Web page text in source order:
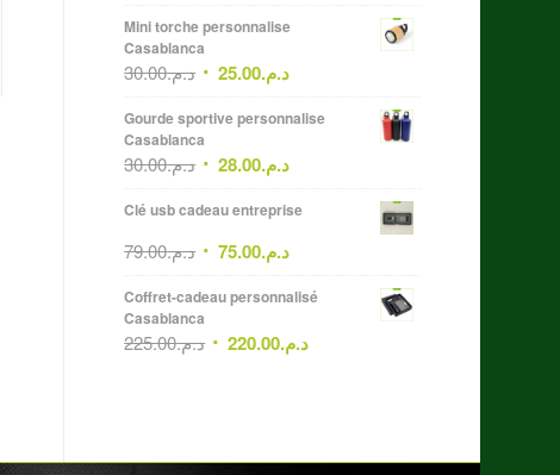
Mini torche personnalise
Casablanca
د.م.30.00 د.م.25.00
Gourde sportive personnalise
Casablanca
د.م.30.00 د.م.28.00
Clé usb cadeau entreprise
د.م.79.00 د.م.75.00
Coffret-cadeau personnalisé
Casablanca
د.م.225.00 د.م.220.00